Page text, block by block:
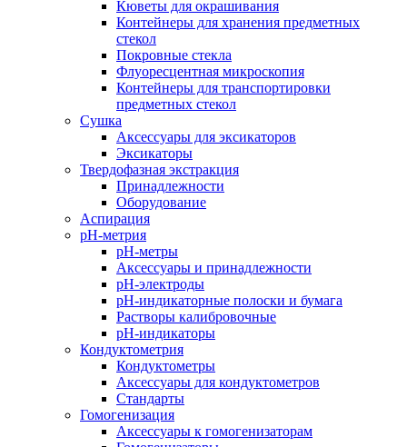
Кюветы для окрашивания
Контейнеры для хранения предметных
стекол
Покровные стекла
Флуоресцентная микроскопия
Контейнеры для транспортировки
предметных стекол
Сушка
Аксессуары для эксикаторов
Эксикаторы
Твердофазная экстракция
Принадлежности
Оборудование
Аспирация
pH-метрия
pH-метры
Аксессуары и принадлежности
pH-электроды
pH-индикаторные полоски и бумага
Растворы калибровочные
pH-индикаторы
Кондуктометрия
Кондуктометры
Аксессуары для кондуктометров
Стандарты
Гомогенизация
Аксессуары к гомогенизаторам